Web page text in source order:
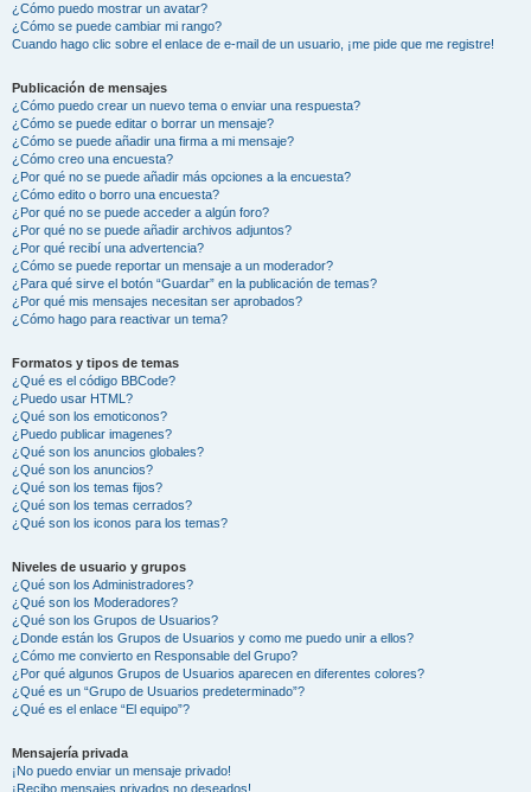
¿Cómo puedo mostrar un avatar?
¿Cómo se puede cambiar mi rango?
Cuando hago clic sobre el enlace de e-mail de un usuario, ¡me pide que me registre!
Publicación de mensajes
¿Cómo puedo crear un nuevo tema o enviar una respuesta?
¿Cómo se puede editar o borrar un mensaje?
¿Cómo se puede añadir una firma a mi mensaje?
¿Cómo creo una encuesta?
¿Por qué no se puede añadir más opciones a la encuesta?
¿Cómo edito o borro una encuesta?
¿Por qué no se puede acceder a algún foro?
¿Por qué no se puede añadir archivos adjuntos?
¿Por qué recibí una advertencia?
¿Cómo se puede reportar un mensaje a un moderador?
¿Para qué sirve el botón “Guardar” en la publicación de temas?
¿Por qué mis mensajes necesitan ser aprobados?
¿Cómo hago para reactivar un tema?
Formatos y tipos de temas
¿Qué es el código BBCode?
¿Puedo usar HTML?
¿Qué son los emoticonos?
¿Puedo publicar imagenes?
¿Qué son los anuncios globales?
¿Qué son los anuncios?
¿Qué son los temas fijos?
¿Qué son los temas cerrados?
¿Qué son los iconos para los temas?
Niveles de usuario y grupos
¿Qué son los Administradores?
¿Qué son los Moderadores?
¿Qué son los Grupos de Usuarios?
¿Donde están los Grupos de Usuarios y como me puedo unir a ellos?
¿Cómo me convierto en Responsable del Grupo?
¿Por qué algunos Grupos de Usuarios aparecen en diferentes colores?
¿Qué es un “Grupo de Usuarios predeterminado”?
¿Qué es el enlace “El equipo”?
Mensajería privada
¡No puedo enviar un mensaje privado!
¡Recibo mensajes privados no deseados!